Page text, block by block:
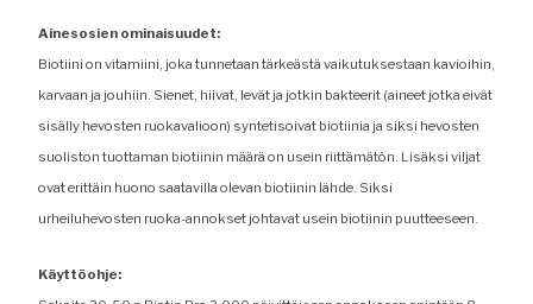
Ainesosien ominaisuudet:
Biotiini on vitamiini, joka tunnetaan tärkeästä vaikutuksestaan kavioihin,
karvaan ja jouhiin. Sienet, hiivat, levät ja jotkin bakteerit (aineet jotka eivät
sisälly hevosten ruokavalioon) syntetisoivat biotiinia ja siksi hevosten
suoliston tuottaman biotiinin määrä on usein riittämätön. Lisäksi viljat
ovat erittäin huono saatavilla olevan biotiinin lähde. Siksi
urheiluhevosten ruoka-annokset johtavat usein biotiinin puutteeseen.
Käyttöohje: